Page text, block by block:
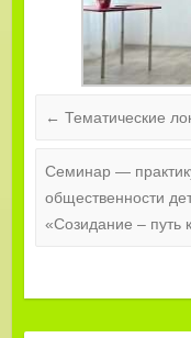
← Тематические
Семинар —
общественности
«Созидание – путь